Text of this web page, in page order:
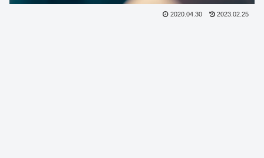
2020.04.30 2023.02.25